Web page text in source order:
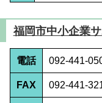
福岡市中小企業
電話 092-441-
FAX 092-441-